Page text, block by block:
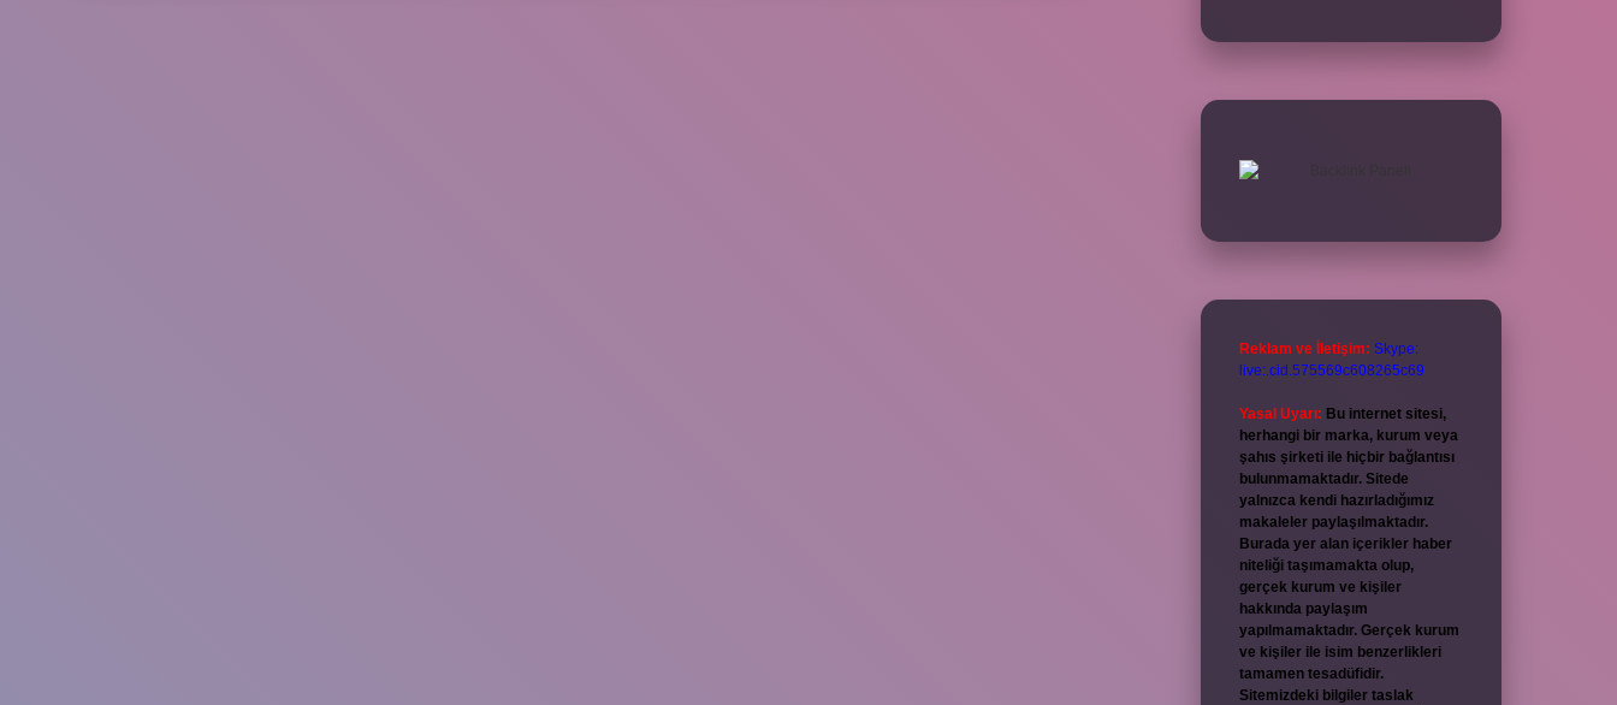
Reklam ve İletişim: Skype:
live:.cid.575569c608265c69
Yasal Uyarı: Bu internet sitesi,
herhangi bir marka, kurum veya
şahıs şirketi ile hiçbir bağlantısı
bulunmamaktadır. Sitede
yalnızca kendi hazırladığımız
makaleler paylaşılmaktadır.
Burada yer alan içerikler haber
niteliği taşımamakta olup,
gerçek kurum ve kişiler
hakkında paylaşım
yapılmamaktadır. Gerçek kurum
ve kişiler ile isim benzerlikleri
tamamen tesadüfidir.
Sitemizdeki bilgiler taslak